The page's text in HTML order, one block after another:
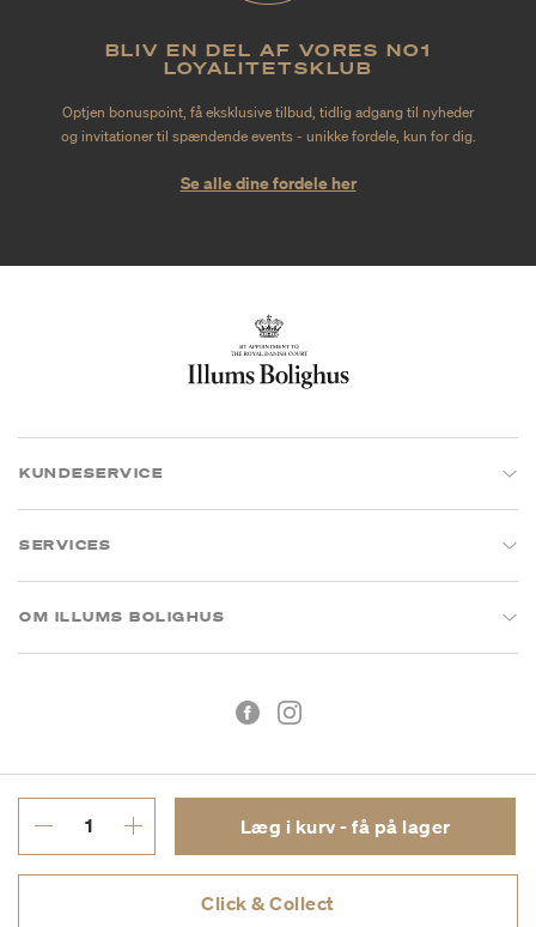
Læg i kurv - få på lager
Click & Collect
BLIV EN DEL AF VORES NO1
LOYALITETSKLUB
Optjen bonuspoint, få eksklusive tilbud, tidlig adgang til nyheder
og invitationer til spændende events - unikke fordele, kun for dig.
Se alle dine fordele her
KUNDESERVICE
SERVICES
OM ILLUMS BOLIGHUS